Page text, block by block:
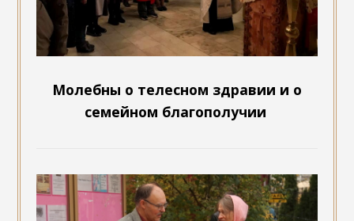
Молебны о телесном здравии и о
семейном благополучии